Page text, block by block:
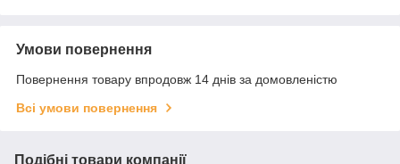
Умови повернення
Повернення товару впродовж 14 днів за домовленістю
Всі умови повернення
Подібні товари компанії